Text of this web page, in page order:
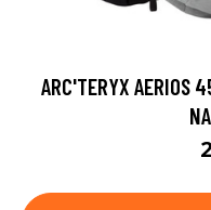
ARC'TERYX AERIOS